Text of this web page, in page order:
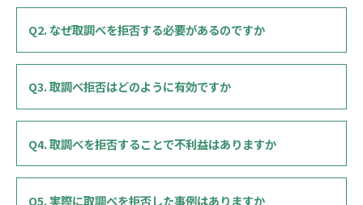
Q2. なぜ取調べを拒否する必要があるのですか
Q3. 取調べ拒否はどのように有効ですか
Q4. 取調べを拒否することで不利益はありますか
Q5. 実際に取調べを拒否した事例はありますか